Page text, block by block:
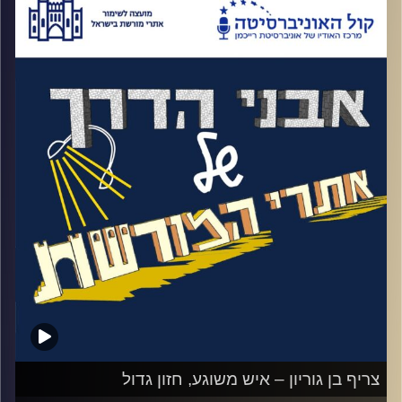
נמצאים שלושה גשרים מרשימים, שניים מהם
מפוצצים. גשר רומי משוחזר, גשר רכבת טורקי
אפשר לראות הרבה מההיסטוריה של הארץ.
בגשר פגשו לראשונה מגיני הקיבוץ בצבאות ערב
הסדירים. הצבא הירדני תקף שם עוד לפני ה'
באייר תש"ח והצבא העיראקי תקף לאחר מכן.
במיעוט מספרי עצום ועל ידי החזקה במבנה
המשטרה הבריטית באיזור. הצבאות לא הצליחו
לעבור את המגינים וגשר לא נכנעה. לצד
זיכרונות המלחמה, בסמוך לגשר נמצא הישוב
תל אור, הישוב היהודי היחיד שהתקיים מעבר
לגדה המזרחית של הירדן. שם הייתה תחנת
צריף בן גוריון – איש משוגע, חזון גדול